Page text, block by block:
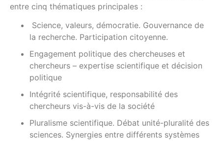
entre cinq thématiques principales :
Science, valeurs, démocratie. Gouvernance de
la recherche. Participation citoyenne.
Engagement politique des chercheuses et
chercheurs – expertise scientifique et décision
politique
Intégrité scientifique, responsabilité des
chercheurs vis-à-vis de la société
Pluralisme scientifique. Débat unité-pluralité des
sciences. Synergies entre différents systèmes